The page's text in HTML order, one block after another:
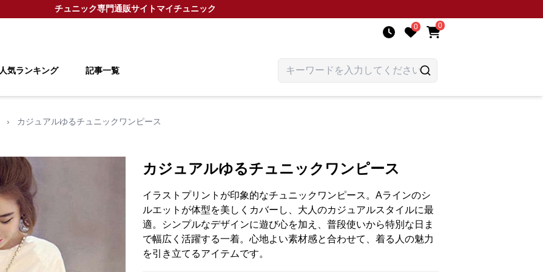
チュニック専門通販サイトマイチュニック
0 0
人気ランキング 記事一覧
› カジュアルゆるチュニックワンピース
カジュアルゆるチュニックワンピース
イラストプリントが印象的なチュニックワンピース。Aラインのシ
ルエットが体型を美しくカバーし、大人のカジュアルスタイルに最
適。シンプルなデザインに遊び心を加え、普段使いから特別な日ま
で幅広く活躍する一着。心地よい素材感と合わせて、着る人の魅力
を引き立てるアイテムです。